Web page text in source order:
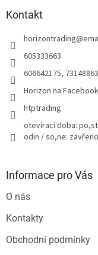
Kontakt
horizontrading@
605333663
606642175,
Horizon na
htptrading
otevírací doba: po,st:
odin / so,ne: zavřeno
Informace pro Vás
O nás
Kontakty
Obchodní podmínky